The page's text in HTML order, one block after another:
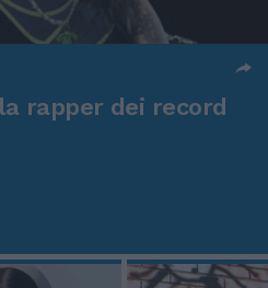
rapper dei record